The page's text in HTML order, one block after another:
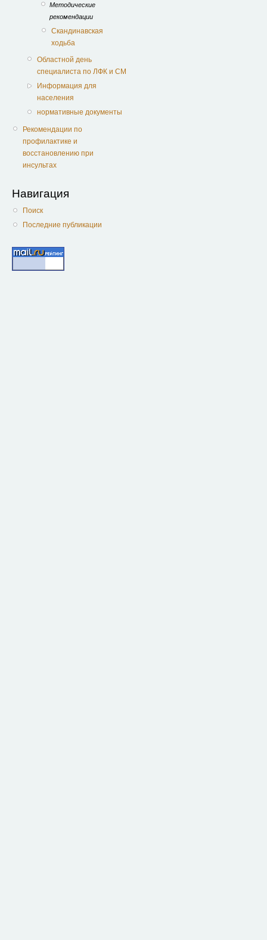
Методические
рекомендации
Скандинавская
ходьба
Областной день
специалиста по ЛФК и СМ
Информация для
населения
нормативные документы
Рекомендации по
профилактике и
восстановлению при
инсультах
Навигация
Поиск
Последние публикации